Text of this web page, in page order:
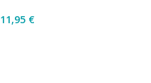
11,95 €